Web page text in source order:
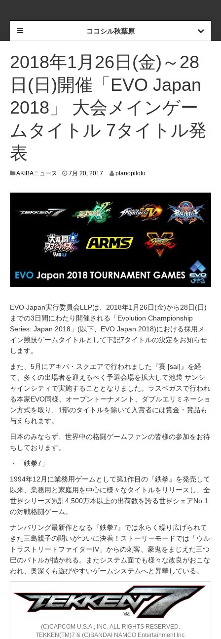
ココシル秋葉原
2018年1月26日(金)～28
日(日)開催「EVO Japan
2018」 大会メインゲー
ムタイトル 7タイトル発
表
AKIBAニュース 7月 20, 2017
,
2
0
7
planopiloto
EVO Japan実行委員会LLPは、2018年1月26日(金)から28日(日)
までの3日間にわたり開催される「Evolution Championship
Series: Japan 2018」(以下、EVO Japan 2018)における採用メ
イン競技ゲームタイトルとして下記7タイトルの決定をお知らせ
します。
また、5月にアキバ・スクエアで行われました『賽 [sai]』を経
て、多くの出場者を迎えるべく予選会場を拡大して池袋 サンシ
ャインシティで実施することとなりました。ラスベガスで行われ
る本家EVO同様、オープントーナメント、ダブルエリミネーショ
ン方式を取り、1部のタイトルを除いて入賞者には賞金・賞品も
与えられます。
日本のみならず、世界中の格闘ゲームファンの皆様の参加をお待
ちしております。
・「鉄拳7」
1994年12月に業務用ゲームとして第1作目の『鉄拳』を発売して
以来、業務用と家庭用を中心に様々なタイトルをリリースし、全
世界シリーズ累計4,500万本以上の出荷数を誇る世界シェアNo.1
の対戦格闘ゲーム。
ナンバリング最新作となる『鉄拳7』では永らく繰り広げられて
きた三島親子の闘いがついに決着！ストーリーモードでは「ウル
トラストリートファイターIV」からの刺客、豪鬼をまじえた三つ
巴のバトルが描かれる。またシステム面でも様々な改良がおこな
われ、奥深くも遊びやすいゲームシステムへと昇華している。
(C)CAPCOM U.S.A., INC. ALL RIGHTS RESERVED.
TEKKEN(TM)7 & (C)BANDAI NAMCO Entertainment Inc.